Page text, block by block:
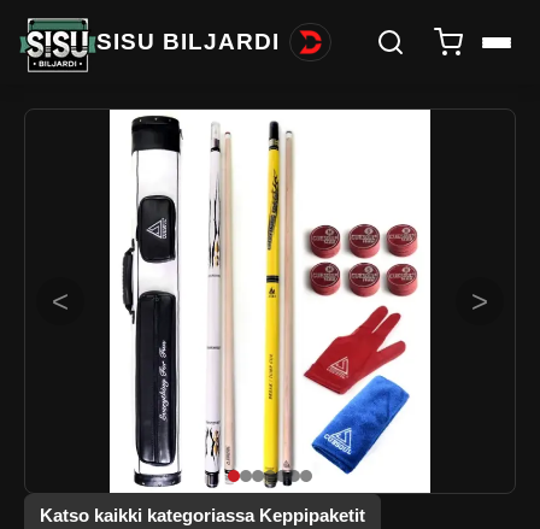
SISU BILJARDI
< >
Katso kaikki kategoriassa Keppipaketit